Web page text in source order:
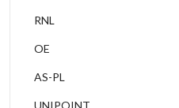
RNL
OE
AS-PL
UNIPOINT